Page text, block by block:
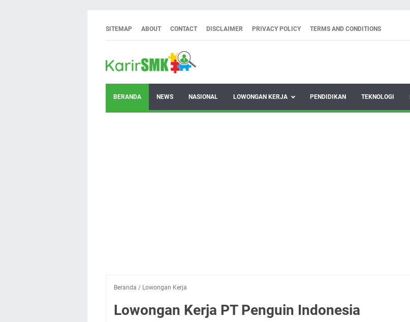
SITEMAP ABOUT CONTACT DISCLAIMER PRIVACY POLICY TERMS AND CONDITIONS
BERANDA NEWS NASIONAL LOWONGAN KERJA PENDIDIKAN TEKNOLOGI
Beranda / Lowongan Kerja
Lowongan Kerja PT Penguin Indonesia